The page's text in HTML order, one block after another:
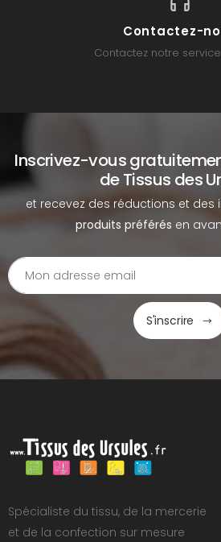
Contactez-
Contactez notre
Inscrivez-vous
de Tissus des
et recevez des réductions et des
produits préférés en
S'inscrire
Spécialiste du tissu, de la mercerie
et de la confection sur mesure